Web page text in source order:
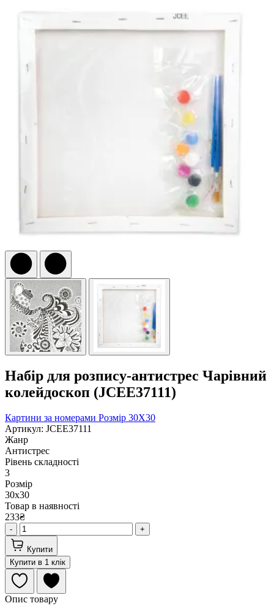
Набір для розпису-антистрес Чарівний
колейдоскоп (JCEE37111)
Картини за номерами Розмір 30Х30
Артикул: JCEE37111
Жанр
Антистрес
Рівень складності
3
Розмір
30х30
Товар в наявності
233₴
- +
Купити
Купити в 1 клік
Опис товару